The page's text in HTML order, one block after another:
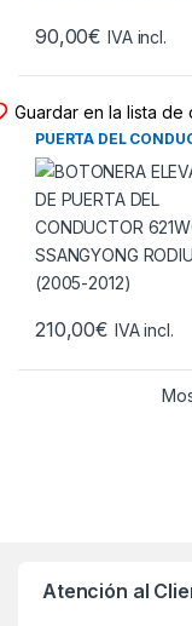
90,00€ IVA incl.
Guardar en la lista de
BOTONERA
PUERTA DEL
621W05430
RODIUS (2005-2012)
210,00€ IVA incl.
Atención al